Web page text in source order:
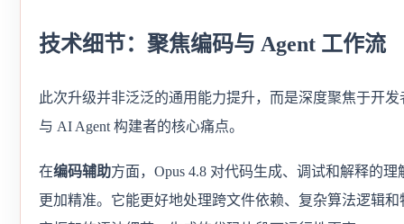
技术细节：聚焦编码与 Agent 工作流
此次升级并非泛泛的通用能力提升，而是深度聚焦于开发
与 AI Agent 构建者的核心痛点。
在编码辅助方面，Opus 4.8 对代码生成、调试和解释的理
更加精准。它能更好地处理跨文件依赖、复杂算法逻辑和